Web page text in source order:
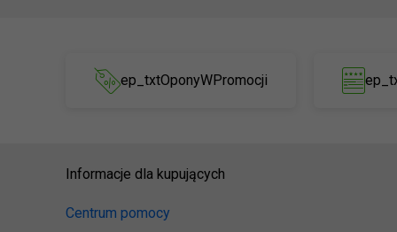
ep_txtOponyWPromocji
Informacje dla kupujących
Centrum pomocy